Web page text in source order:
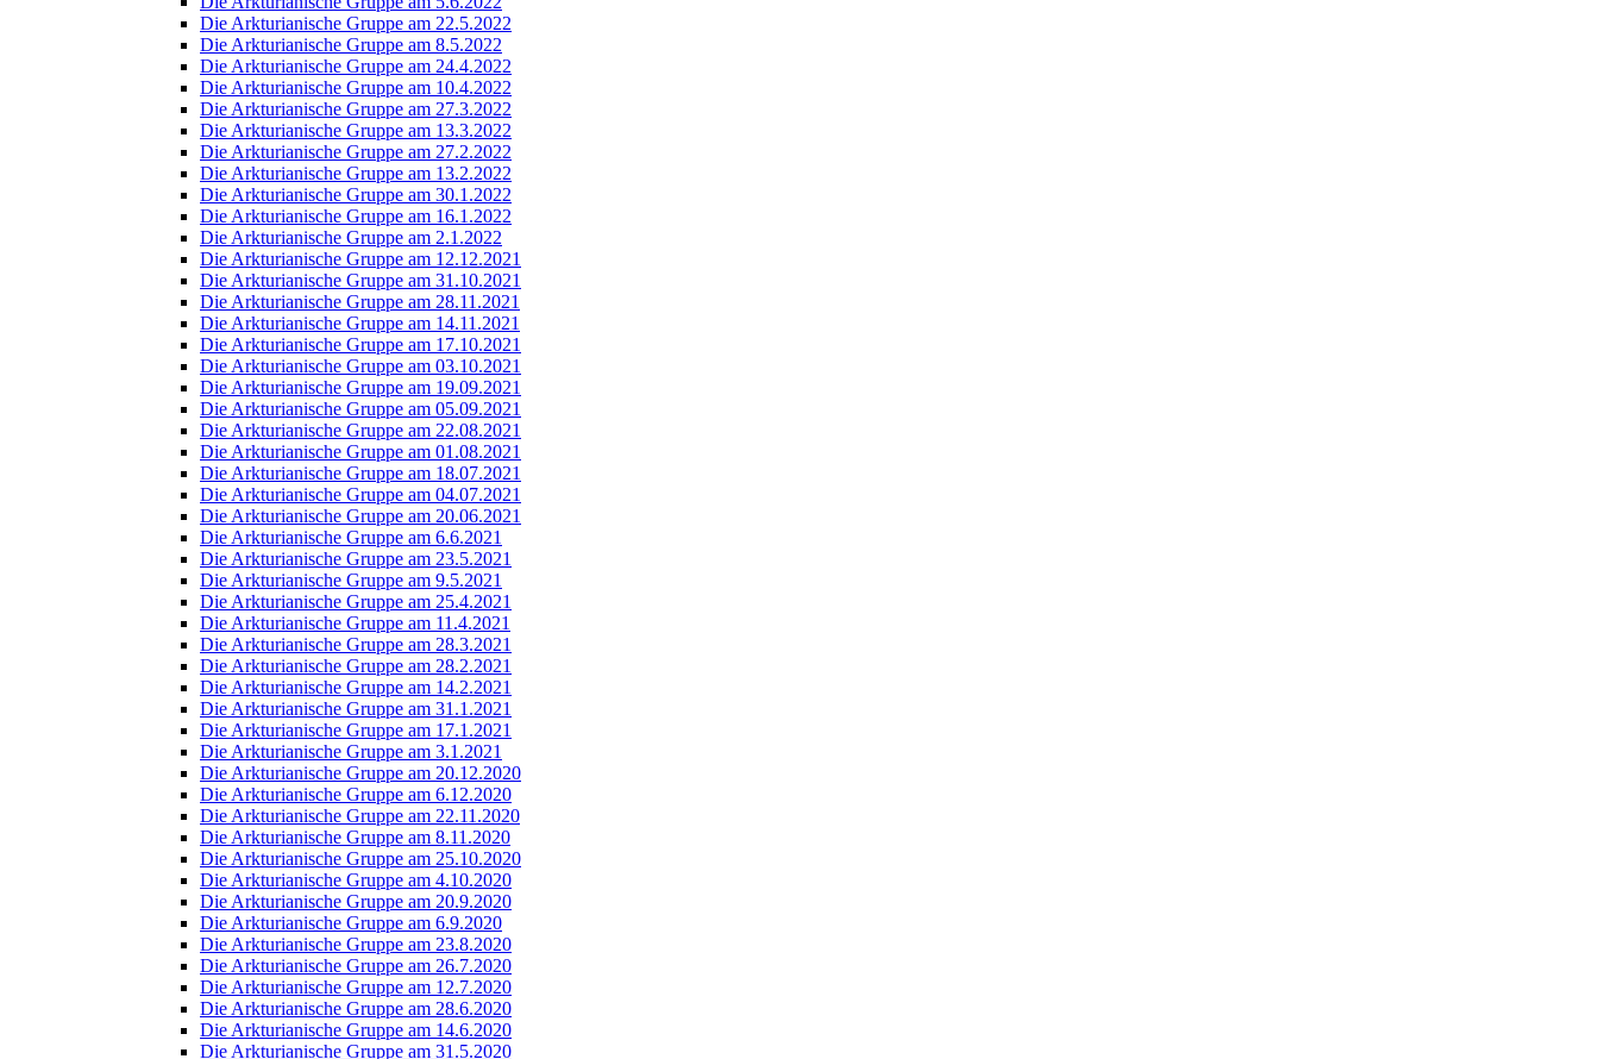
Die Arkturianische Gruppe am 22.5.2022
Die Arkturianische Gruppe am 8.5.2022
Die Arkturianische Gruppe am 24.4.2022
Die Arkturianische Gruppe am 10.4.2022
Die Arkturianische Gruppe am 27.3.2022
Die Arkturianische Gruppe am 13.3.2022
Die Arkturianische Gruppe am 27.2.2022
Die Arkturianische Gruppe am 13.2.2022
Die Arkturianische Gruppe am 30.1.2022
Die Arkturianische Gruppe am 16.1.2022
Die Arkturianische Gruppe am 2.1.2022
Die Arkturianische Gruppe am 12.12.2021
Die Arkturianische Gruppe am 31.10.2021
Die Arkturianische Gruppe am 28.11.2021
Die Arkturianische Gruppe am 14.11.2021
Die Arkturianische Gruppe am 17.10.2021
Die Arkturianische Gruppe am 03.10.2021
Die Arkturianische Gruppe am 19.09.2021
Die Arkturianische Gruppe am 05.09.2021
Die Arkturianische Gruppe am 22.08.2021
Die Arkturianische Gruppe am 01.08.2021
Die Arkturianische Gruppe am 18.07.2021
Die Arkturianische Gruppe am 04.07.2021
Die Arkturianische Gruppe am 20.06.2021
Die Arkturianische Gruppe am 6.6.2021
Die Arkturianische Gruppe am 23.5.2021
Die Arkturianische Gruppe am 9.5.2021
Die Arkturianische Gruppe am 25.4.2021
Die Arkturianische Gruppe am 11.4.2021
Die Arkturianische Gruppe am 28.3.2021
Die Arkturianische Gruppe am 28.2.2021
Die Arkturianische Gruppe am 14.2.2021
Die Arkturianische Gruppe am 31.1.2021
Die Arkturianische Gruppe am 17.1.2021
Die Arkturianische Gruppe am 3.1.2021
Die Arkturianische Gruppe am 20.12.2020
Die Arkturianische Gruppe am 6.12.2020
Die Arkturianische Gruppe am 22.11.2020
Die Arkturianische Gruppe am 8.11.2020
Die Arkturianische Gruppe am 25.10.2020
Die Arkturianische Gruppe am 4.10.2020
Die Arkturianische Gruppe am 20.9.2020
Die Arkturianische Gruppe am 6.9.2020
Die Arkturianische Gruppe am 23.8.2020
Die Arkturianische Gruppe am 26.7.2020
Die Arkturianische Gruppe am 12.7.2020
Die Arkturianische Gruppe am 28.6.2020
Die Arkturianische Gruppe am 14.6.2020
Die Arkturianische Gruppe am 31.5.2020